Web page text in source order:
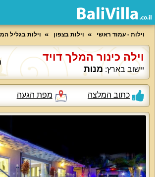
וילות - עמוד ראשי וילות בצפון וילות בגליל
וילה כינור המלך דויד
יישוב בארץ: מנות
כתוב המלצה מפת הגעה